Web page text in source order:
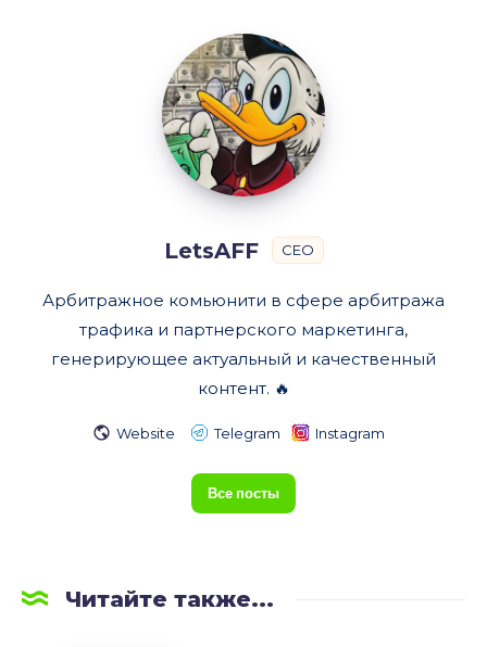
LetsAFF
LetsAFF CEO
Арбитражное комьюнити в сфере арбитража
трафика и партнерского маркетинга,
генерирующее актуальный и качественный
контент. 🔥
Website Telegram Instagram
Все посты
Читайте также...